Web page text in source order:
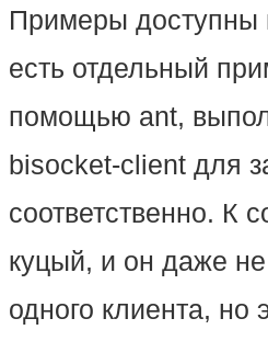
Примеры доступны
есть отдельный
помощью ant,
bisocket-client для
соответственно. К
куцый, и он даже
одного клиента, но